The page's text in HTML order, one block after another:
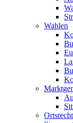
Wahlen
Ortsrecht